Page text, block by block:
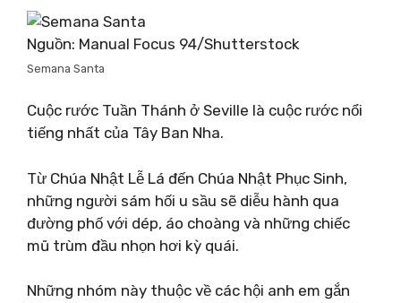
Nguồn: Manual Focus 94/Shutterstock
Semana Santa
Cuộc rước Tuần Thánh ở Seville là cuộc rước nổi
tiếng nhất của Tây Ban Nha.
Từ Chúa Nhật Lễ Lá đến Chúa Nhật Phục Sinh,
những người sám hối u sầu sẽ diễu hành qua
đường phố với dép, áo choàng và những chiếc
mũ trùm đầu nhọn hơi kỳ quái.
Những nhóm này thuộc về các hội anh em gắn